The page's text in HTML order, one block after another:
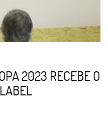
2023 RECEBE O